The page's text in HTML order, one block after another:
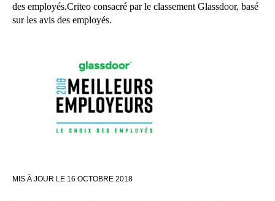
des employés.Criteo consacré par le classement Glassdoor, basé
sur les avis des employés.
MIS À JOUR LE 16 OCTOBRE 2018